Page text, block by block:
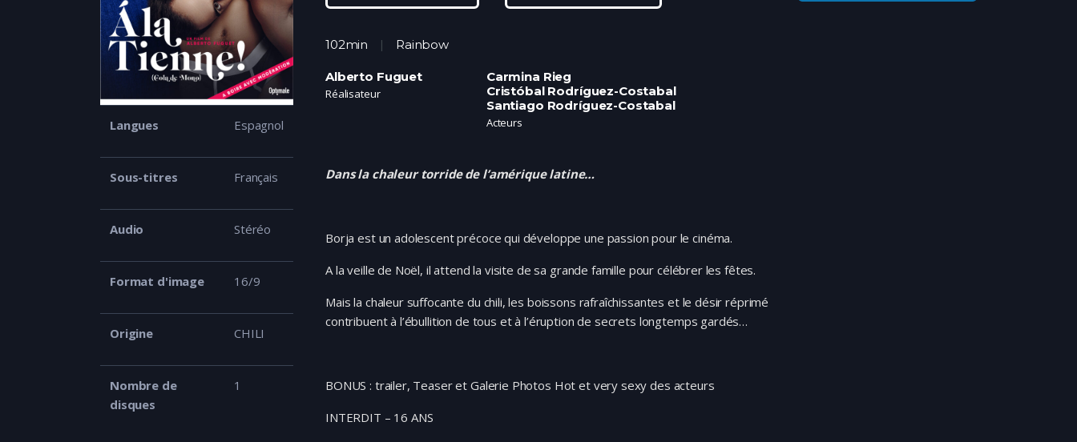
102min Rainbow
Alberto Fuguet
Réalisateur
Carmina Rieg
Cristóbal Rodríguez-Costabal
Santiago Rodríguez-Costabal
Acteurs
Dans la chaleur torride de l’amérique latine…
Borja est un adolescent précoce qui développe une passion pour le cinéma.
A la veille de Noël, il attend la visite de sa grande famille pour célébrer les fêtes.
Mais la chaleur suffocante du chili, les boissons rafraîchissantes et le désir réprimé
contribuent à l’ébullition de tous et à l’éruption de secrets longtemps gardés…
BONUS : trailer, Teaser et Galerie Photos Hot et very sexy des acteurs
INTERDIT – 16 ANS
Langues Espagnol
Sous-titres Français
Audio Stéréo
Format d'image 16/9
Origine CHILI
Nombre de
disques
1